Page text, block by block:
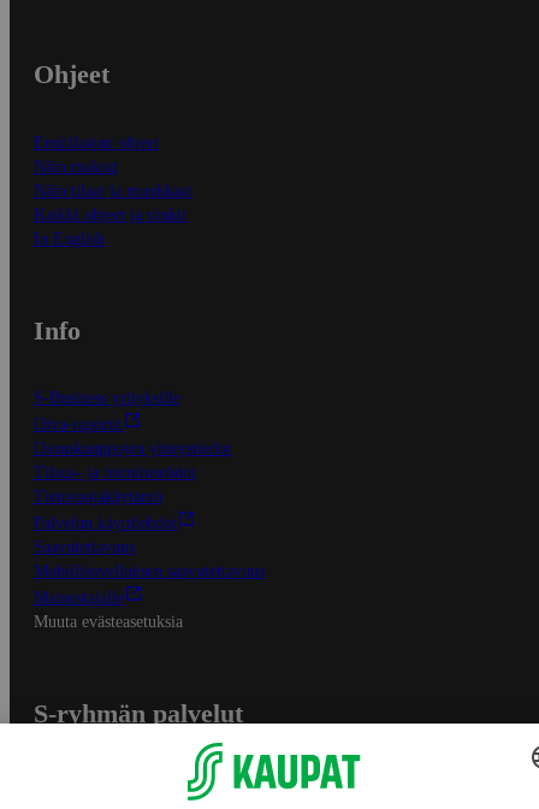
Ohjeet
Ensitilaajan ohjeet
Näin maksat
Näin tilaat ja muokkaat
Kaikki ohjeet ja vinkit
In English
Info
S-Business yrityksille
Oiva-raportit
Osuuskauppojen yhteystiedot
Tilaus- ja toimitusehdot
Tietosuojakäytäntö
Palvelun käyttöehdot
Saavutettavuus
Mobiilisovelluksen saavutettavuus
Mainostajalle
Muuta evästeasetuksia
S-ryhmän palvelut